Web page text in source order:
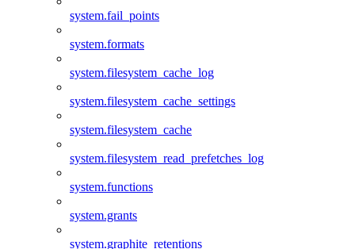
system.fail_points
system.formats
system.filesystem_cache_log
system.filesystem_cache_settings
system.filesystem_cache
system.filesystem_read_prefetches_log
system.functions
system.grants
system.graphite_retentions